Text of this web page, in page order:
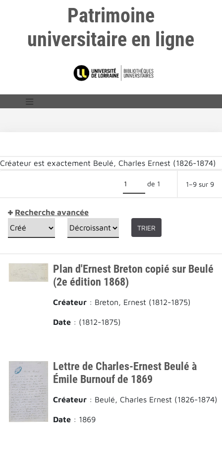
Patrimoine
universitaire en ligne
Créateur est exactement Beulé, Charles Ernest (1826-1874)
de 1 1–9 sur 9
Recherche avancée
TRIER
Plan d'Ernest Breton copié sur Beulé
(2e édition 1868)
Créateur : Breton, Ernest (1812-1875)
Date : (1812-1875)
Lettre de Charles-Ernest Beulé à
Émile Burnouf de 1869
Créateur : Beulé, Charles Ernest (1826-1874)
Date : 1869